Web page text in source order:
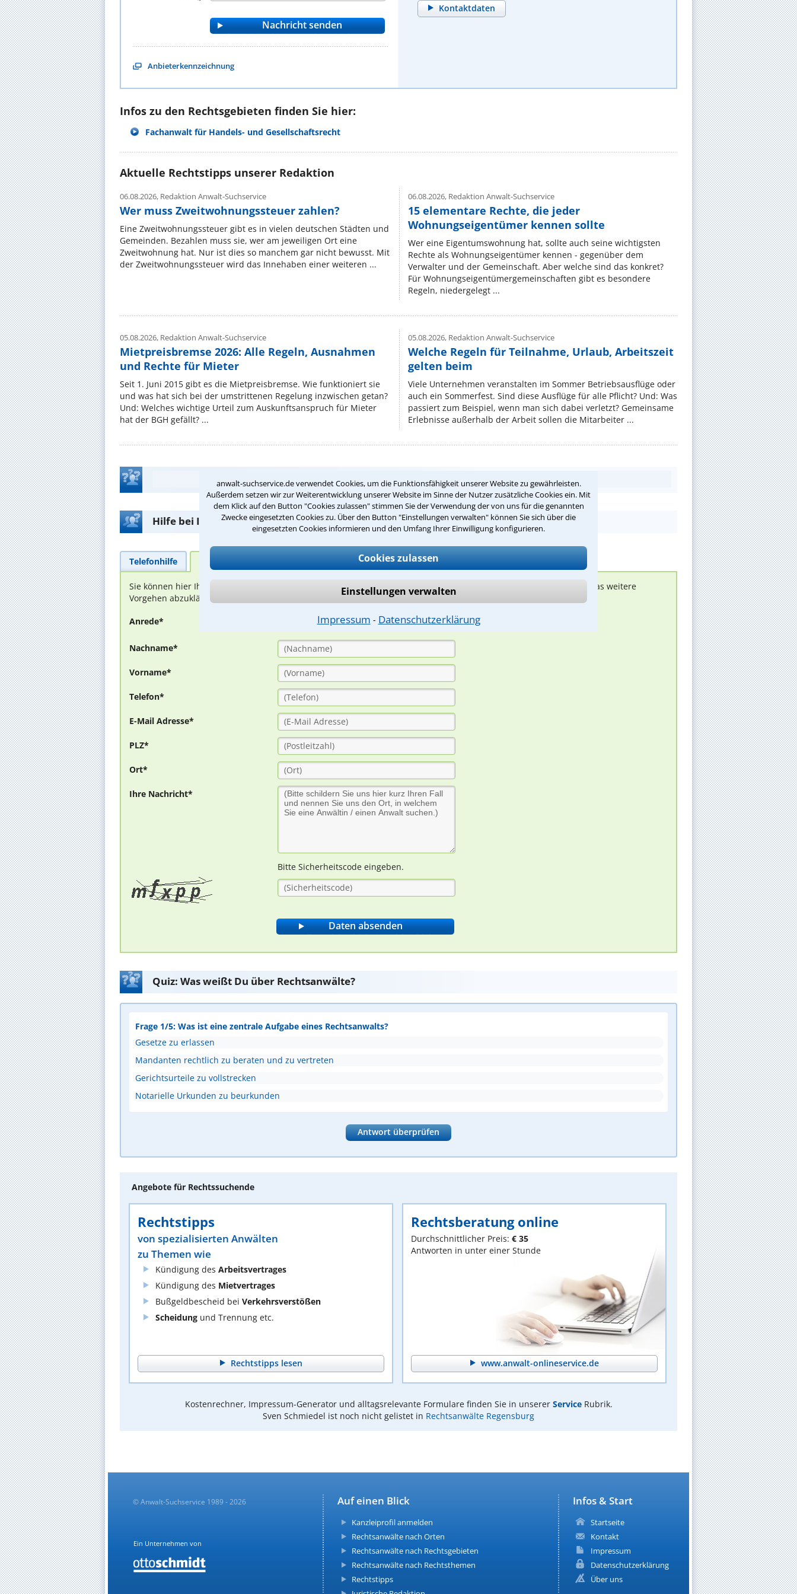
anwalt-suchservice.de verwendet Cookies, um die Funktionsfähigkeit unserer Website zu gewährleisten.
Außerdem setzen wir zur Weiterentwicklung unserer Website im Sinne der Nutzer zusätzliche Cookies ein. Mit
dem Klick auf den Button "Cookies zulassen" stimmen Sie der Verwendung der von uns für die genannten
Zwecke eingesetzten Cookies zu. Über den Button "Einstellungen verwalten" können Sie sich über die
eingesetzten Cookies informieren und den Umfang Ihrer Einwilligung konfigurieren.
Cookies zulassen
Einstellungen verwalten
Impressum ⁃ Datenschutzerklärung
Anbieterkennzeichnung
Kontaktdaten
Infos zu den Rechtsgebieten finden Sie hier:
Fachanwalt für Handels- und Gesellschaftsrecht
Aktuelle Rechtstipps unserer Redaktion
06.08.2026, Redaktion Anwalt-Suchservice
Wer muss Zweitwohnungssteuer zahlen?
Eine Zweitwohnungssteuer gibt es in vielen deutschen Städten und
Gemeinden. Bezahlen muss sie, wer am jeweiligen Ort eine
Zweitwohnung hat. Nur ist dies so manchem gar nicht bewusst. Mit
der Zweitwohnungssteuer wird das Innehaben einer weiteren ...
06.08.2026,Redaktion Anwalt-Suchservice
15 elementare Rechte, die jeder
Wohnungseigentümer kennen sollte
Wer eine Eigentumswohnung hat, sollte auch seine wichtigsten
Rechte als Wohnungseigentümer kennen - gegenüber dem
Verwalter und der Gemeinschaft. Aber welche sind das konkret?
Für Wohnungseigentümergemeinschaften gibt es besondere
Regeln, niedergelegt ...
05.08.2026, Redaktion Anwalt-Suchservice
Mietpreisbremse 2026: Alle Regeln, Ausnahmen
und Rechte für Mieter
Seit 1. Juni 2015 gibt es die Mietpreisbremse. Wie funktioniert sie
und was hat sich bei der umstrittenen Regelung inzwischen getan?
Und: Welches wichtige Urteil zum Auskunftsanspruch für Mieter
hat der BGH gefällt? ...
05.08.2026,Redaktion Anwalt-Suchservice
Welche Regeln für Teilnahme, Urlaub, Arbeitszeit
gelten beim
Viele Unternehmen veranstalten im Sommer Betriebsausflüge oder
auch ein Sommerfest. Sind diese Ausflüge für alle Pflicht? Und: Was
passiert zum Beispiel, wenn man sich dabei verletzt? Gemeinsame
Erlebnisse außerhalb der Arbeit sollen die Mitarbeiter ...
Teste Dein Rechtswissen
Hilfe bei Ihrer Anwaltsuche?
Telefonhilfe Beratungsanfrage
Sie können hier Ihren Fall schildern. Anschließend werden sich spezialisierte Rechtsanwälte bei Ihnen melden, um das weitere
Vorgehen abzuklären. Die Rückmeldung durch einen Anwalt ist für Sie kostenlos.
Anrede*
Nachname*
Vorname*
Telefon*
E-Mail Adresse*
PLZ*
Ort*
Ihre Nachricht*
Bitte Sicherheitscode eingeben.
Quiz: Was weißt Du über Rechtsanwälte?
Frage 1/5: Was ist eine zentrale Aufgabe eines Rechtsanwalts?
Gesetze zu erlassen
Mandanten rechtlich zu beraten und zu vertreten
Gerichtsurteile zu vollstrecken
Notarielle Urkunden zu beurkunden
Antwort überprüfen
Angebote für Rechtssuchende
Rechtstipps
von spezialisierten Anwälten
zu Themen wie
Kündigung des Arbeitsvertrages
Kündigung des Mietvertrages
Bußgeldbescheid bei Verkehrsverstößen
Scheidung und Trennung etc.
Rechtstipps lesen
Rechtsberatung online
Durchschnittlicher Preis: € 35
Antworten in unter einer Stunde
www.anwalt-onlineservice.de
Kostenrechner, Impressum-Generator und alltagsrelevante Formulare finden Sie in unserer ServiceRubrik.
Sven Schmiedel ist noch nicht gelistet in Rechtsanwälte Regensburg
Infos & Start
Startseite
Kontakt
Impressum
Datenschutzerklärung
Über uns
Auf einen Blick
Kanzleiprofil anmelden
Rechtsanwälte nach Orten
Rechtsanwälte nach Rechtsgebieten
Rechtsanwälte nach Rechtsthemen
Rechtstipps
© Anwalt-Suchservice 1989 - 2026
Ein Unternehmen von